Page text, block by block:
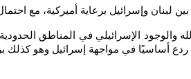
لبنان وإسرائيل برعاية أميركية، مع
والوجود الإسرائيلي في المناطق
ردع أساسيًا في مواجهة إسرائيل وهو كذلك